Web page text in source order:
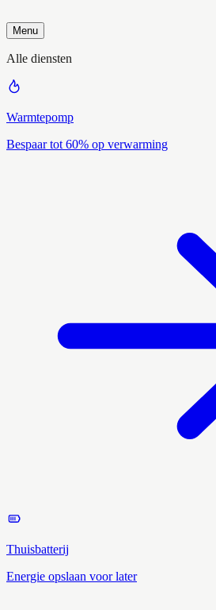
Menu
Alle diensten
Warmtepomp
Bespaar tot 60% op verwarming
Thuisbatterij
Energie opslaan voor later